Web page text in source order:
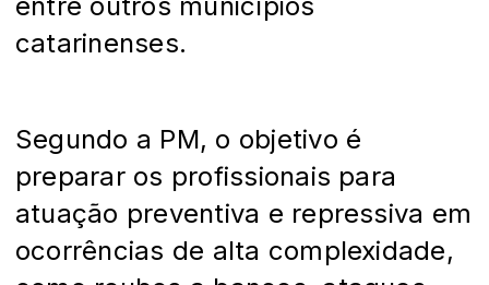
entre outros municípios
catarinenses.
Segundo a PM, o objetivo é
preparar os profissionais para
atuação preventiva e repressiva em
ocorrências de alta complexidade,